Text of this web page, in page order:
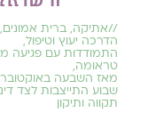
//אתיקה, ברית אמונים,
הדרכה יעוץ וטיפול,
התמודדות עם פגיעה
טראומה,
מאז השבעה באוקטובר
שבוע התייצבות לצד
תקווה ותיקון